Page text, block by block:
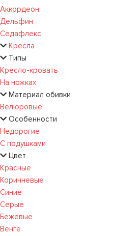
Аккордеон
Дельфин
Седафлекс
Кресла
Типы
Кресло-кровать
На ножках
Материал обивки
Велюровые
Особенности
Недорогие
С подушками
Цвет
Красные
Коричневые
Синие
Серые
Бежевые
Венге